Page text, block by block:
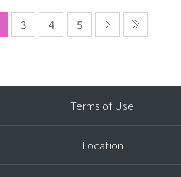
3 4 5
Terms of Use
Location